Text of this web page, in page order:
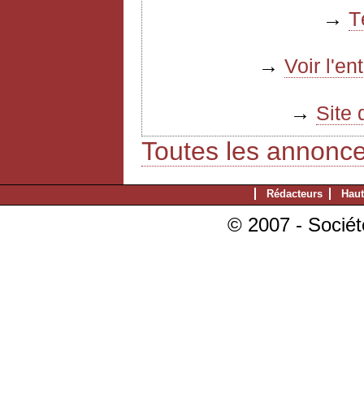
→
→ Voir
→ Site
Toutes les
Rédacteurs
© 2007 -